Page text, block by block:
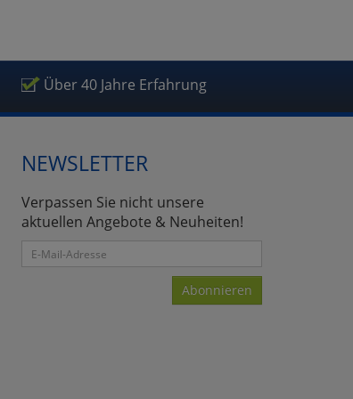
Über 40 Jahre Erfahrung
NEWSLETTER
Verpassen Sie nicht unsere
aktuellen Angebote & Neuheiten!
Abonnieren